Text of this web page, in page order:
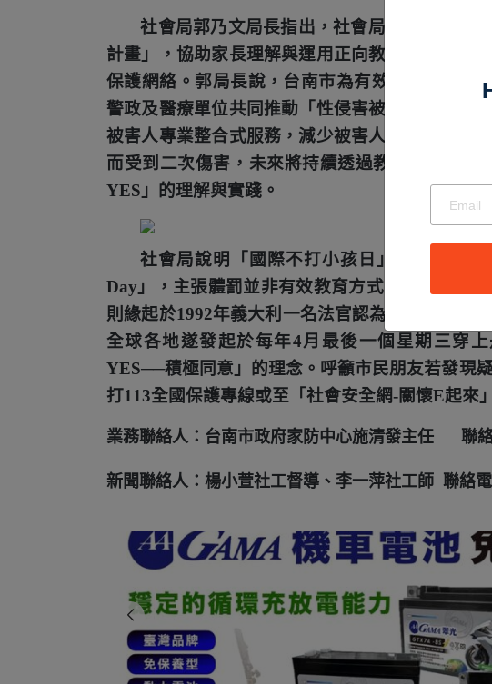
社會局郭乃文局長指出，社會局近年持續推
計畫」，協助家長理解與運用正向教養技巧，並
保護網絡。郭局長說，台南市為有效協助性侵害
警政及醫療單位共同推動「性侵害被人一站式服
被害人專業整合式服務，減少被害人於警察局、
而受到二次傷害，未來將持續透過教育、宣導與
YES 」的理解與實踐。
社會局說明「國際不打小孩日」起源於
Day 」，主張體罰並非有效教育方式，倡導以愛
則緣起於1992年義大利一名法官認為少女應是主
全球各地遂發起於每年4月最後一個星期三穿
YES──積極同意」的理念。呼籲市民朋友若發現
打113全國保護專線或至「社會安全網-關懷E起來
業務聯絡人：台南市政府家防中心施清發主任 聯
新聞聯絡人：楊小萱社工督導、李一萍社工師 聯絡電